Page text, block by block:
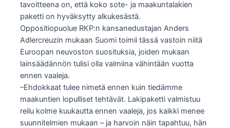
tavoitteena on, että koko sote- ja maakuntalakien
paketti on hyväksytty alkukesästä.
Oppositiopuolue RKP:n kansanedustajan Anders
Adlercreuzin mukaan Suomi toimii tässä vastoin niitä
Euroopan neuvoston suosituksia, joiden mukaan
lainsäädännön tulisi olla valmiina vähintään vuotta
ennen vaaleja.
–Ehdokkaat tulee nimetä ennen kuin tiedämme
maakuntien lopulliset tehtävät. Lakipaketti valmistuu
reilu kolme kuukautta ennen vaaleja, jos kaikki menee
suunnitelmien mukaan – ja harvoin näin tapahtuu, hän